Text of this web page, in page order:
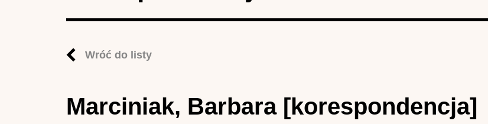
Wróć do listy
Marciniak, Barbara [korespondencja]